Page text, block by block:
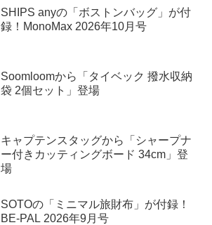
SHIPS anyの「ボストンバッグ」が付
録！MonoMax 2026年10月号
Soomloomから「タイベック 撥水収納
袋 2個セット」登場
キャプテンスタッグから「シャープナ
ー付きカッティングボード 34cm」登
場
SOTOの「ミニマル旅財布」が付録！
BE-PAL 2026年9月号